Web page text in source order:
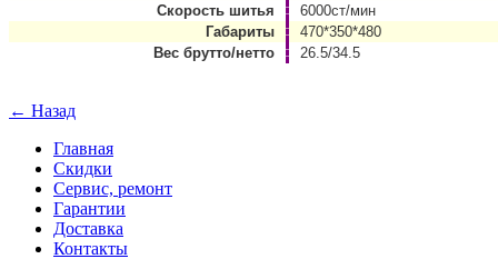
Скорость шитья
6000ст/мин
Габариты
470*350*480
Вес брутто/нетто
26.5/34.5
← Назад
Главная
Скидки
Сервис, ремонт
Гарантии
Доставка
Контакты